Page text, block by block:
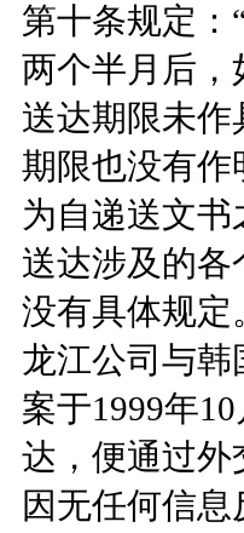
第十条规定：
两个半月后，
送达期限未
期限也没有作
为自递送文
送达涉及的
没有具体规定
龙江公司与
案于1999年
达，便通过外
因无任何信